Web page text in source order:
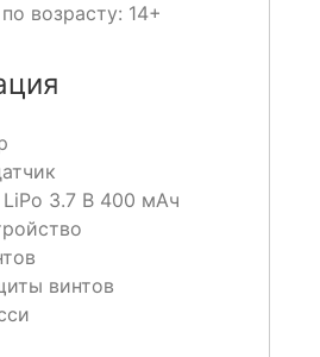
возрасту: 14+
3.7 В 400 мАч
винтов